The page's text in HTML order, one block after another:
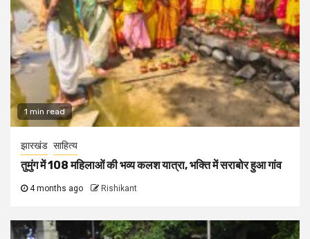
1 min read
झारखंड साहित्य
तुमुंग में 108 महिलाओं की भव्य कलश यात्रा, भक्ति में सराबोर हुआ गांव
4 months ago Rishikant